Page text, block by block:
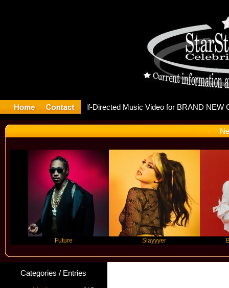
Benny
Categories / Entries